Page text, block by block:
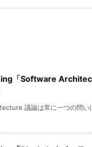
「Software
議論は常に一つの問い